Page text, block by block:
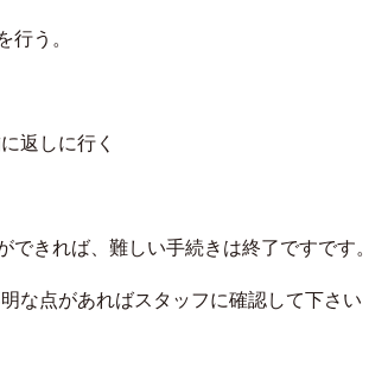
行う。
返しに行く
きれば、難しい手続きは終了ですです。
な点があればスタッフに確認して下さい